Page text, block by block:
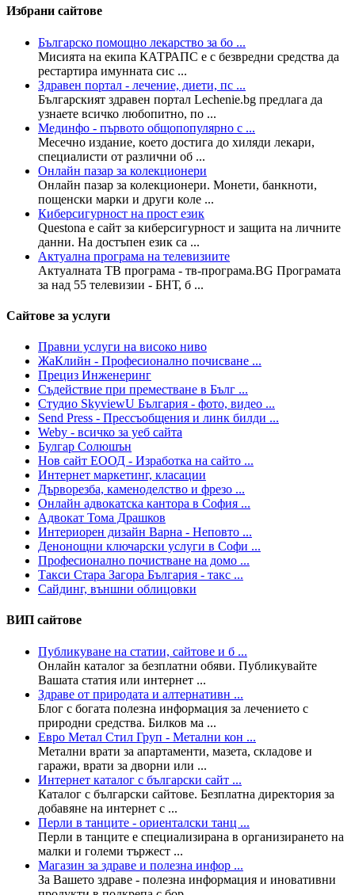
Избрани сайтове
Българско помощно лекарство за бо ...
Мисията на екипа КАТРАПС е с безвредни средства да
рестартира имунната сис ...
Здравен портал - лечение, диети, пс ...
Българският здравен портал Lechenie.bg предлага да
узнаете всичко любопитно, по ...
Мединфо - първото общопопулярно с ...
Месечно издание, което достига до хиляди лекари,
специалисти от различни об ...
Онлайн пазар за колекционери
Онлайн пазар за колекционери. Монети, банкноти,
пощенски марки и други коле ...
Киберсигурност на прост език
Questona е сайт за киберсигурност и защита на личните
данни. На достъпен език са ...
Актуална програма на телевизиите
Актуалната ТВ програма - тв-програма.BG Програмата
за над 55 телевизии - БНТ, б ...
Сайтове за услуги
Правни услуги на високо ниво
ЖаКлийн - Професионално почисване ...
Прециз Инженеринг
Съдействие при преместване в Бълг ...
Студио SkyviewU България - фото, видео ...
Send Press - Прессъобщения и линк билди ...
Weby - всичко за уеб сайта
Булгар Солюшън
Нов сайт ЕООД - Изработка на сайто ...
Интернет маркетинг, класации
Дърворезба, каменоделство и фрезо ...
Онлайн адвокатска кантора в София ...
Адвокат Тома Драшков
Интериорен дизайн Варна - Неповто ...
Денонощни ключарски услуги в Софи ...
Професионално почистване на домо ...
Такси Стара Загора България - такс ...
Сайдинг, външни облицовки
ВИП сайтове
Публикуване на статии, сайтове и б ...
Онлайн каталог за безплатни обяви. Публикувайте
Вашата статия или интернет ...
Здраве от природата и алтернативн ...
Блог с богата полезна информация за лечението с
природни средства. Билков ма ...
Евро Метал Стил Груп - Метални кон ...
Метални врати за апартаменти, мазета, складове и
гаражи, врати за дворни или ...
Интернет каталог с български сайт ...
Каталог с български сайтове. Безплатна директория за
добавяне на интернет с ...
Перли в танците - ориенталски танц ...
Перли в танците е специализирана в организирането на
малки и големи тържест ...
Магазин за здраве и полезна инфор ...
За Вашето здраве - полезна информация и иновативни